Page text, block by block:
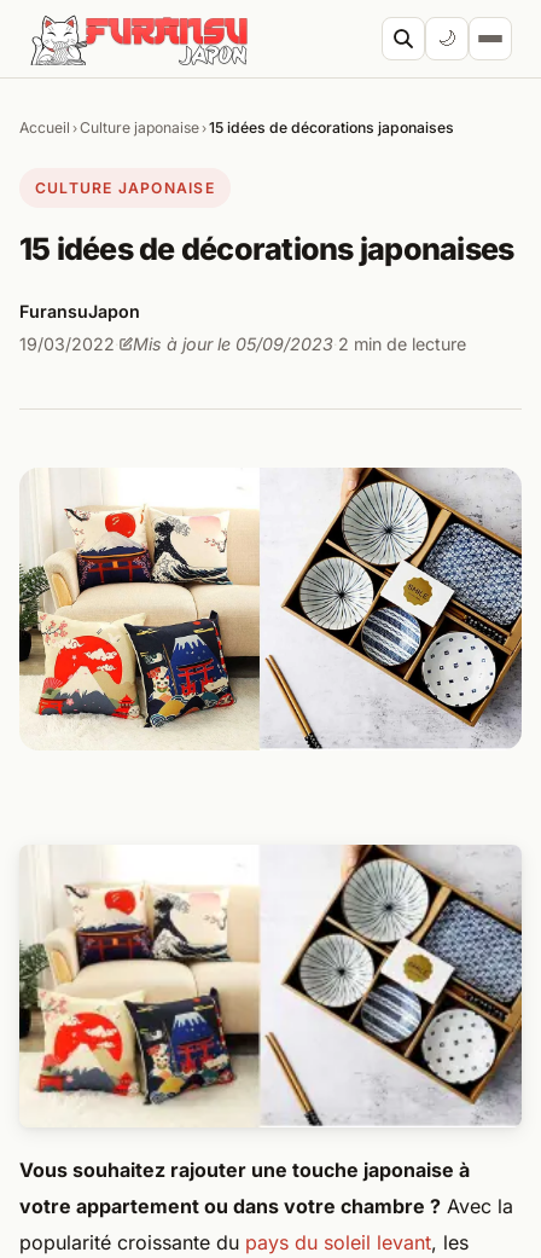
Aller au contenu
🌙
Accueil ›Culture japonaise›15 idées de décorations japonaises
CULTURE JAPONAISE
15 idées de décorations japonaises
FuransuJapon
19/03/2022· Mis à jour le 05/09/2023· 2 min de lecture
Vous souhaitez rajouter une touche japonaise à
votre appartement ou dans votre chambre ? Avec la
popularité croissante du pays du soleil levant, les